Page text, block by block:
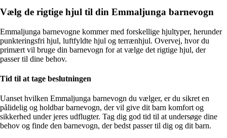
Vælg de rigtige hjul til din Emmaljunga barnevogn
Emmaljunga barnevogne kommer med forskellige hjultyper, herunder
punkteringsfri hjul, luftfyldte hjul og terrænhjul. Overvej, hvor du
primært vil bruge din barnevogn for at vælge det rigtige hjul, der
passer til dine behov.
Tid til at tage beslutningen
Uanset hvilken Emmaljunga barnevogn du vælger, er du sikret en
pålidelig og holdbar barnevogn, der vil give dit barn komfort og
sikkerhed under jeres udflugter. Tag dig god tid til at undersøge dine
behov og finde den barnevogn, der bedst passer til dig og dit barn.